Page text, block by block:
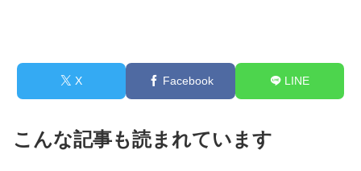
X Facebook LINE
こんな記事も読まれています